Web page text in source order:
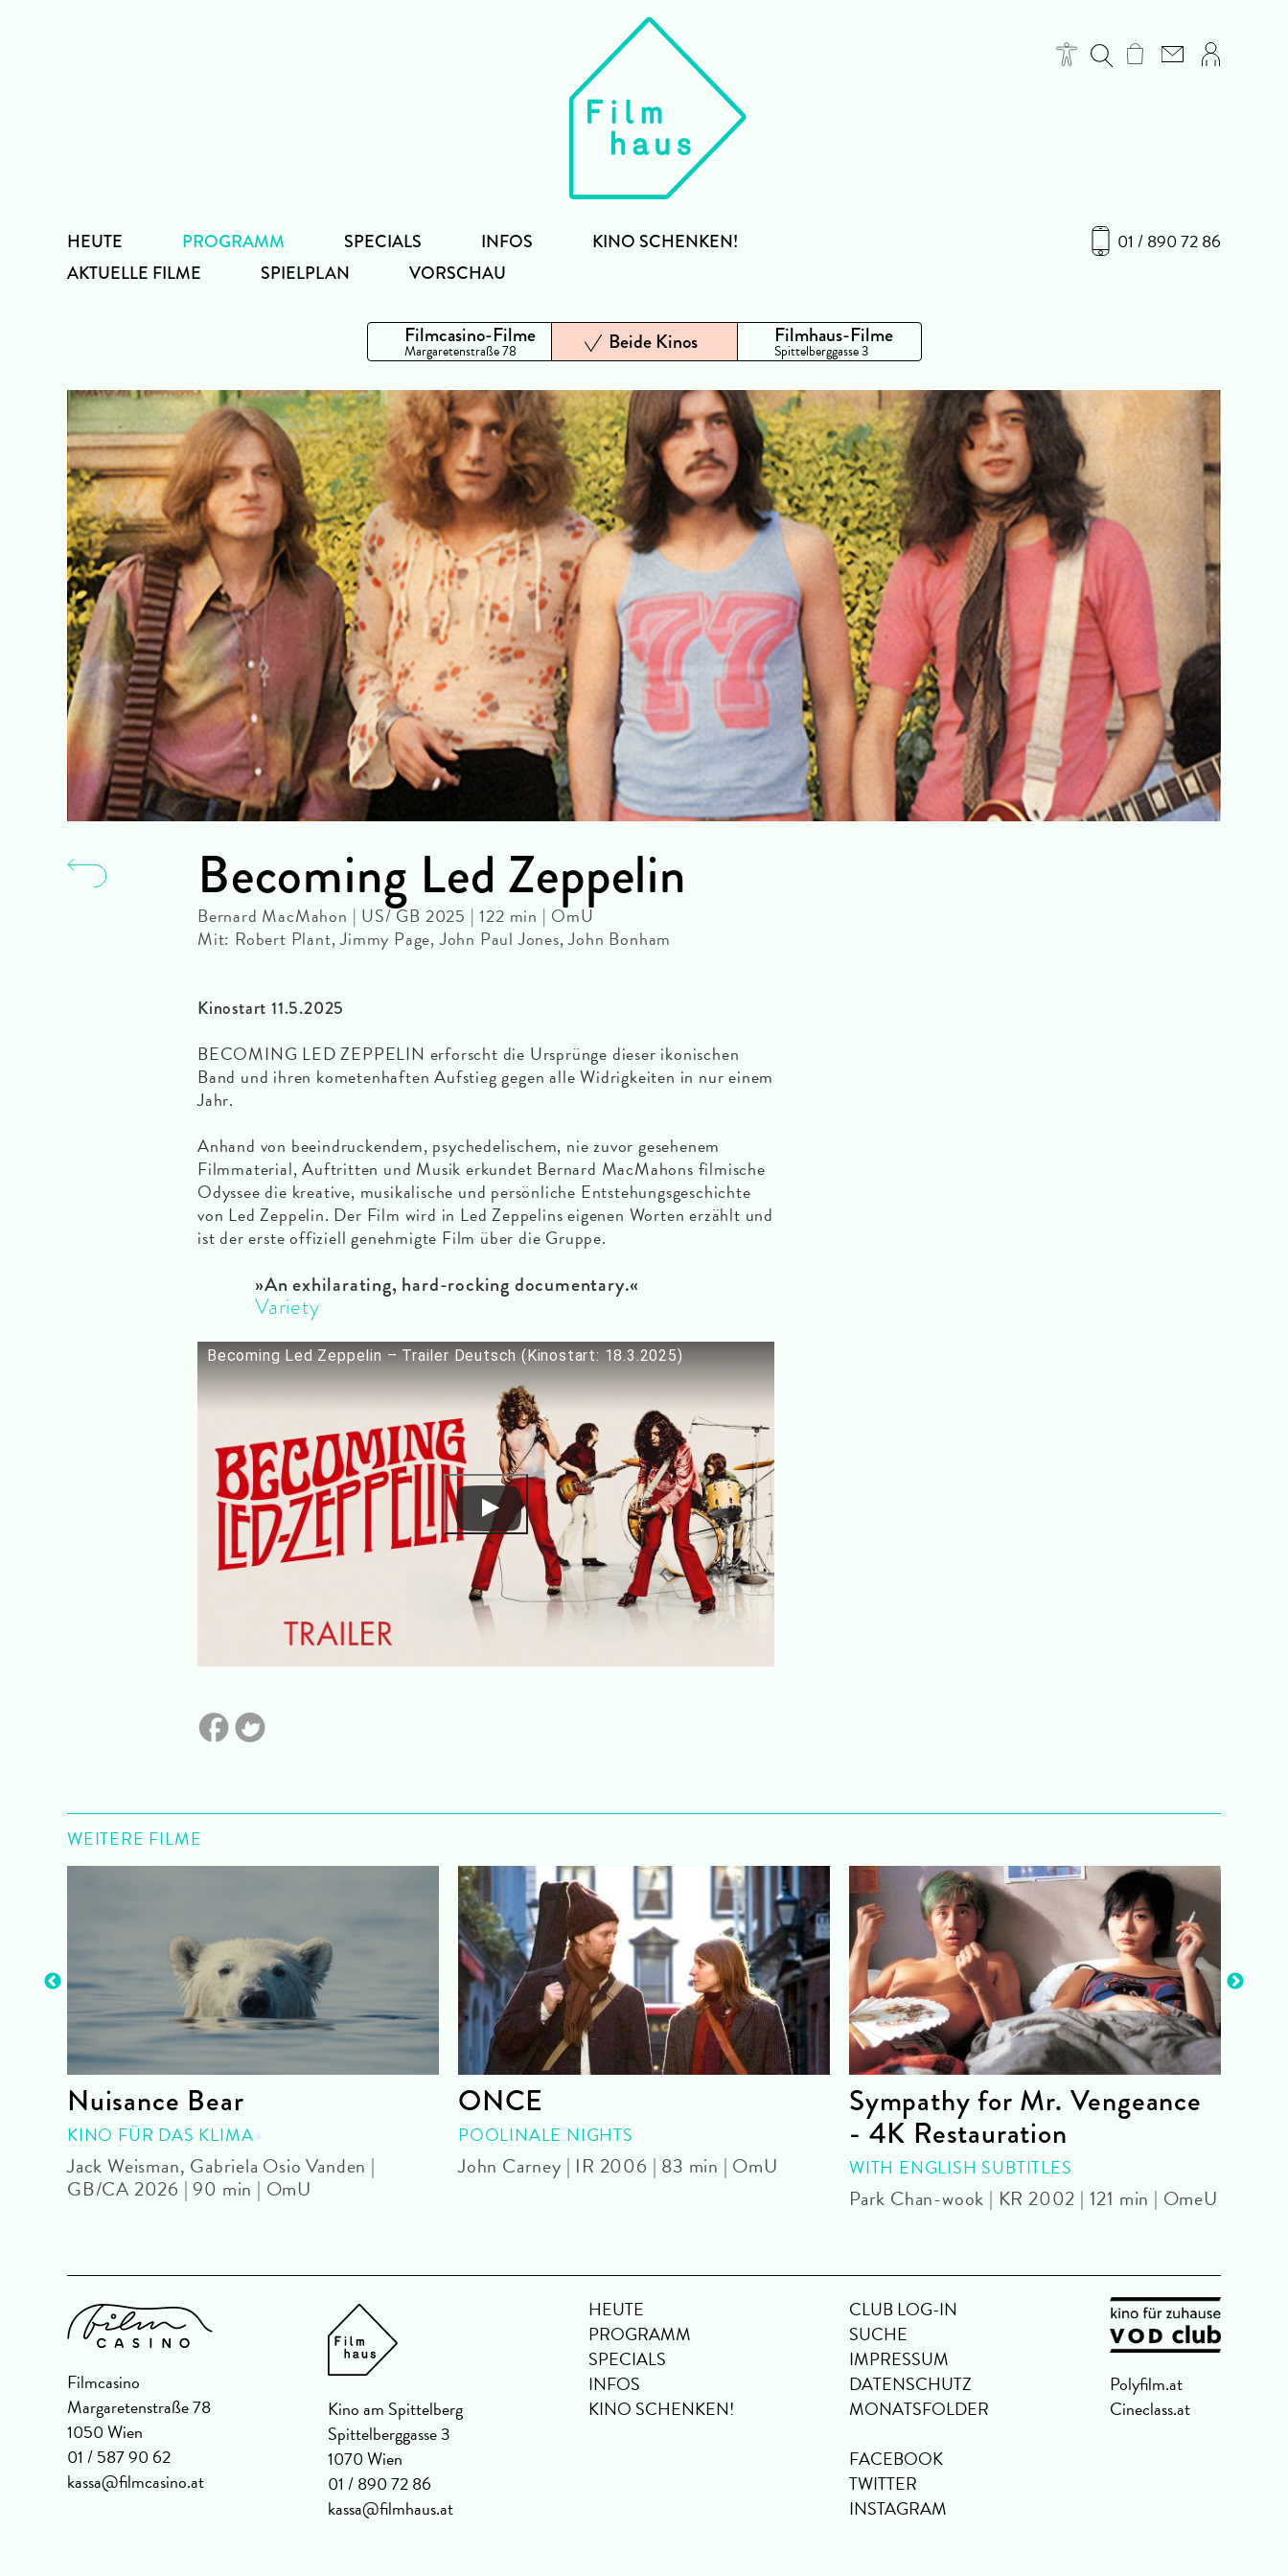
01 / 890 72 86
HEUTE
PROGRAMM
AKTUELLE FILME
SPIELPLAN VORSCHAU
SPECIALS INFOS KINO SCHENKEN!
Filmcasino-Filme
Margaretenstraße 78 Beide Kinos Filmhaus-Filme
Spittelberggasse 3
Becoming Led Zeppelin
Bernard MacMahon | US/ GB 2025 | 122 min | OmU
Mit: Robert Plant, Jimmy Page, John Paul Jones, John Bonham
Kinostart 11.5.2025
BECOMING LED ZEPPELIN erforscht die Ursprünge dieser ikonischen
Band und ihren kometenhaften Aufstieg gegen alle Widrigkeiten in nur einem
Jahr.
Anhand von beeindruckendem, psychedelischem, nie zuvor gesehenem
Filmmaterial, Auftritten und Musik erkundet Bernard MacMahons filmische
Odyssee die kreative, musikalische und persönliche Entstehungsgeschichte
von Led Zeppelin. Der Film wird in Led Zeppelins eigenen Worten erzählt und
ist der erste offiziell genehmigte Film über die Gruppe.
»An exhilarating, hard-rocking documentary.«
Variety
Becoming Led Zeppelin – Trailer Deutsch (Kinostart: 18.3.2025)
WEITERE FILME
Nuisance Bear
KINO FÜR DAS KLIMA
Jack Weisman, Gabriela Osio Vanden |
GB/CA 2026 | 90 min | OmU
ONCE
POOLINALE NIGHTS
John Carney | IR 2006 | 83 min | OmU
Sympathy for Mr. Vengeance
- 4K Restauration
WITH ENGLISH SUBTITLES
Park Chan-wook | KR 2002 | 121 min | OmeU
Filmcasino
Margaretenstraße 78
1050 Wien
01 / 587 90 62
kassa@filmcasino.at
Kino am Spittelberg
Spittelberggasse 3
1070 Wien
01 / 890 72 86
kassa@filmhaus.at
HEUTE
PROGRAMM
SPECIALS
INFOS
KINO SCHENKEN!
CLUB LOG-IN
SUCHE
IMPRESSUM
DATENSCHUTZ
MONATSFOLDER
FACEBOOK
TWITTER
INSTAGRAM
Polyfilm.at
Cineclass.at